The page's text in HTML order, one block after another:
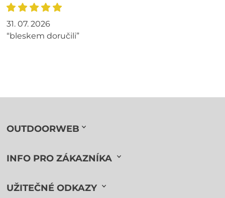
31. 07. 2026
“bleskem doručili”
OUTDOORWEB
INFO PRO ZÁKAZNÍKA
UŽITEČNÉ ODKAZY